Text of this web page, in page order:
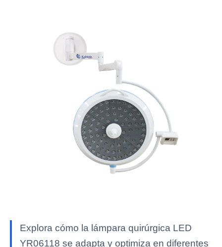
Explora cómo la lámpara quirúrgica LED
YR06118 se adapta y optimiza en diferentes